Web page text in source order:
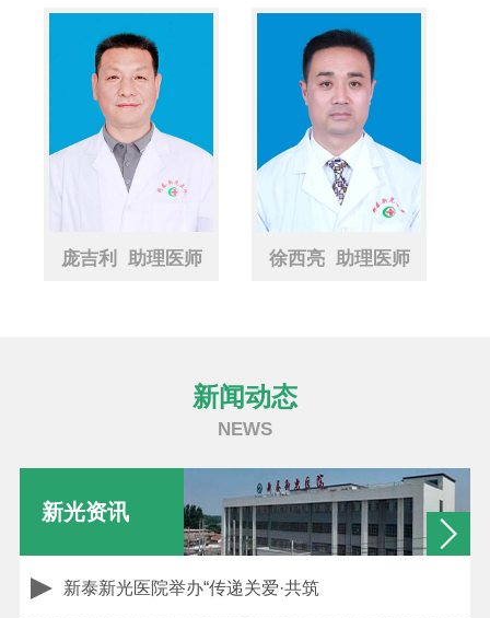
庞吉利 助理医师 徐西亮 助理医师
新闻动态
NEWS
新光资讯
新泰新光医院举办“传递关爱·共筑